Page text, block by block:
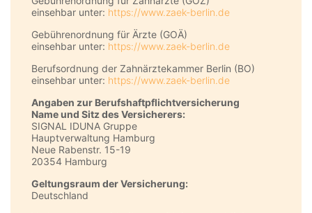
einsehbar unter: https://www.zaek-berlin.de
Gebührenordnung für Ärzte (GOÄ)
einsehbar unter: https://www.zaek-berlin.de
Berufsordnung der Zahnärztekammer Berlin (BO)
einsehbar unter: https://www.zaek-berlin.de
Angaben zur Berufs­haftpflicht­versicherung
Name und Sitz des Versicherers:
SIGNAL IDUNA Gruppe
Hauptverwaltung Hamburg
Neue Rabenstr. 15-19
20354 Hamburg
Geltungsraum der Versicherung:
Deutschland